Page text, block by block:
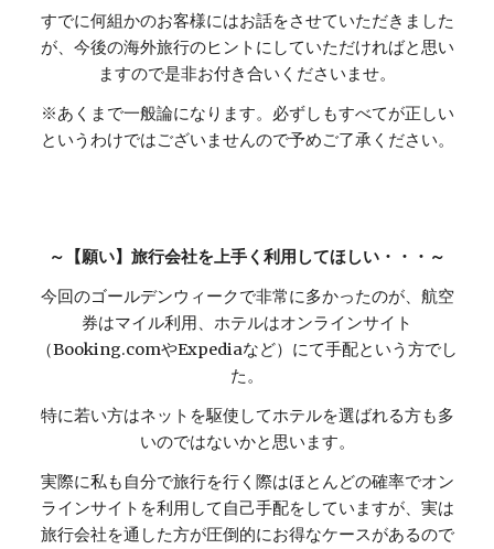
すでに何組かのお客様にはお話をさせていただきました
が、今後の海外旅行のヒントにしていただければと思い
ますので是非お付き合いくださいませ。
※あくまで一般論になります。必ずしもすべてが正しい
というわけではございませんので予めご了承ください。
～【願い】旅行会社を上手く利用してほしい・・・～
今回のゴールデンウィークで非常に多かったのが、航空
券はマイル利用、ホテルはオンラインサイト
（Booking.comやExpediaなど）にて手配という方でし
た。
特に若い方はネットを駆使してホテルを選ばれる方も多
いのではないかと思います。
実際に私も自分で旅行を行く際はほとんどの確率でオン
ラインサイトを利用して自己手配をしていますが、実は
旅行会社を通した方が圧倒的にお得なケースがあるので